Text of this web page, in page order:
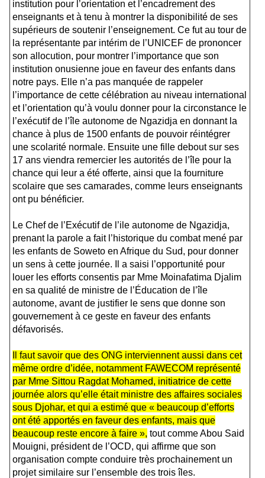
institution pour l’orientation et l’encadrement des
enseignants et à tenu à montrer la disponibilité de ses
supérieurs de soutenir l’enseignement. Ce fut au tour de
la représentante par intérim de l’UNICEF de prononcer
son allocution, pour montrer l’importance que son
institution onusienne joue en faveur des enfants dans
notre pays. Elle n’a pas manquée de rappeler
l’importance de cette célébration au niveau international
et l’orientation qu’à voulu donner pour la circonstance le
l’exécutif de l’île autonome de Ngazidja en donnant la
chance à plus de 1500 enfants de pouvoir réintégrer
une scolarité normale. Ensuite une fille debout sur ses
17 ans viendra remercier les autorités de l’île pour la
chance qui leur a été offerte, ainsi que la fourniture
scolaire que ses camarades, comme leurs enseignants
ont pu bénéficier.
Le Chef de l’Exécutif de l’ile autonome de Ngazidja,
prenant la parole a fait l’historique du combat mené par
les enfants de Soweto en Afrique du Sud, pour donner
un sens à cette journée. Il a saisi l’opportunité pour
louer les efforts consentis par Mme Moinafatima Djalim
en sa qualité de ministre de l’Éducation de l’île
autonome, avant de justifier le sens que donne son
gouvernement à ce geste en faveur des enfants
défavorisés.
Il faut savoir que des ONG interviennent aussi dans cet
même ordre d’idée, notamment FAWECOM représenté
par Mme Sittou Ragdat Mohamed, initiatrice de cette
journée alors qu’elle était ministre des affaires sociales
sous Djohar, et qui a estimé que « beaucoup d’efforts
ont été apportés en faveur des enfants, mais que
beaucoup reste encore à faire », tout comme Abou Said
Mouigni, président de l’OCD, qui affirme que son
organisation compte conduire très prochainement un
projet similaire sur l’ensemble des trois îles.